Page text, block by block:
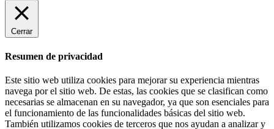
Cerrar
Resumen de privacidad
Este sitio web utiliza cookies para mejorar su experiencia mientras
navega por el sitio web. De estas, las cookies que se clasifican como
necesarias se almacenan en su navegador, ya que son esenciales para
el funcionamiento de las funcionalidades básicas del sitio web.
También utilizamos cookies de terceros que nos ayudan a analizar y